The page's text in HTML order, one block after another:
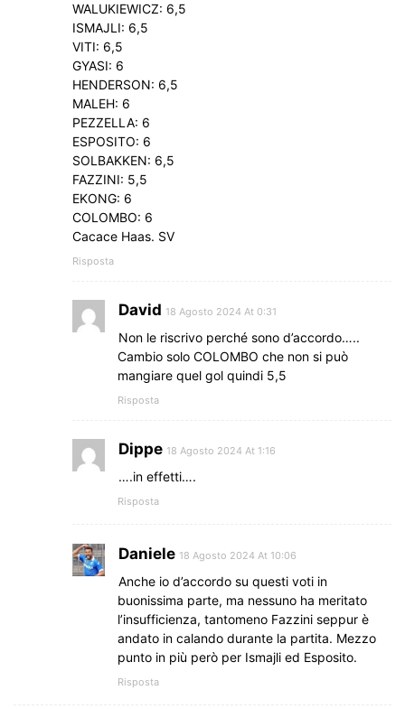
WALUKIEWICZ: 6,5
ISMAJLI: 6,5
VITI: 6,5
GYASI: 6
HENDERSON: 6,5
MALEH: 6
PEZZELLA: 6
ESPOSITO: 6
SOLBAKKEN: 6,5
FAZZINI: 5,5
EKONG: 6
COLOMBO: 6
Cacace Haas. SV
Risposta
David 18 Agosto 2024 At 0:31
Non le riscrivo perché sono d’accordo…..
Cambio solo COLOMBO che non si può
mangiare quel gol quindi 5,5
Risposta
Dippe 18 Agosto 2024 At 1:16
….in effetti….
Risposta
Daniele 18 Agosto 2024 At 10:06
Anche io d’accordo su questi voti in
buonissima parte, ma nessuno ha meritato
l’insufficienza, tantomeno Fazzini seppur è
andato in calando durante la partita. Mezzo
punto in più però per Ismajli ed Esposito.
Risposta